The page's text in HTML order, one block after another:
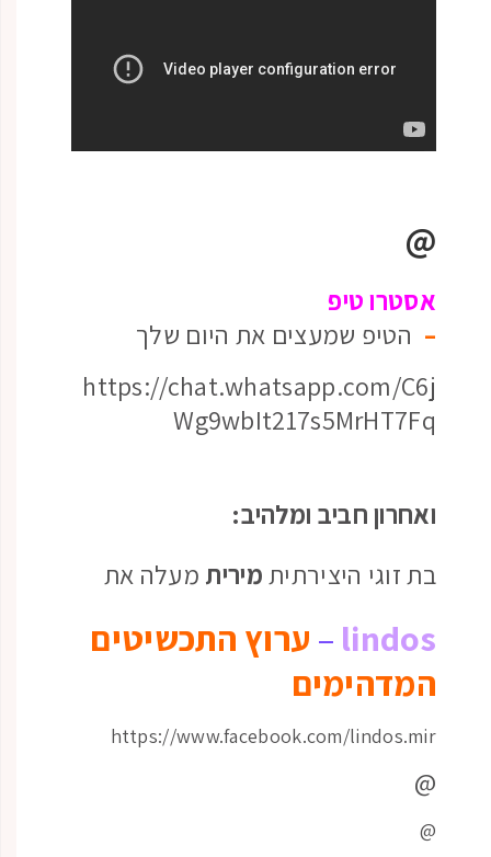
@
אסטרו טיפ
– הטיפ שמעצים את היום שלך
https://chat.whatsapp.com/C6j
Wg9wbIt217s5MrHT7Fq
ואחרון חביב ומלהיב:
בת זוגי היצירתיתמירית מעלה את
lindos
– ערוץ התכשיטים
המדהימים
https://www.facebook.com/lindos.mir
@
@